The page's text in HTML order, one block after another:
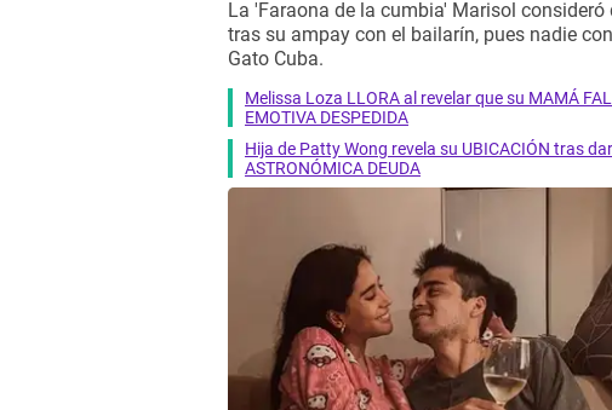
La 'Faraona de la cumbia' Marisol
tras su ampay con el bailarín, pues nadie
Gato Cuba.
Melissa Loza LLORA al revelar que su MAMÁ
EMOTIVA DESPEDIDA
Hija de Patty Wong revela su UBICACIÓN tras
ASTRONÓMICA DEUDA